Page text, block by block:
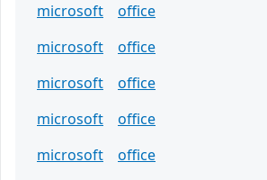
microsoft
office
microsoft
office
microsoft
office
microsoft
office
microsoft
office